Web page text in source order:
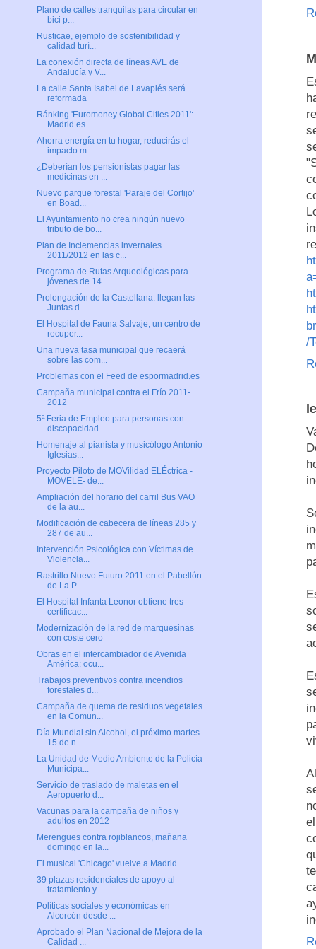
/
Plano de calles tranquilas para circular en
bici p...
Rusticae, ejemplo de sostenibilidad y
calidad turí...
La conexión directa de líneas AVE de
Andalucía y V...
La calle Santa Isabel de Lavapiés será
reformada
Ránking 'Euromoney Global Cities 2011':
Madrid es ...
Ahorra energía en tu hogar, reducirás el
impacto m...
¿Deberían los pensionistas pagar las
medicinas en ...
Nuevo parque forestal 'Paraje del Cortijo'
en Boad...
El Ayuntamiento no crea ningún nuevo
tributo de bo...
Plan de Inclemencias invernales
2011/2012 en las c...
Programa de Rutas Arqueológicas para
jóvenes de 14...
Prolongación de la Castellana: llegan las
Juntas d...
El Hospital de Fauna Salvaje, un centro de
recuper...
Una nueva tasa municipal que recaerá
sobre las com...
Problemas con el Feed de espormadrid.es
Campaña municipal contra el Frío 2011-
2012
5ª Feria de Empleo para personas con
discapacidad
Homenaje al pianista y musicólogo Antonio
Iglesias...
Proyecto Piloto de MOVilidad ELÉctrica -
MOVELE- de...
Ampliación del horario del carril Bus VAO
de la au...
Modificación de cabecera de líneas 285 y
287 de au...
Intervención Psicológica con Víctimas de
Violencia...
Rastrillo Nuevo Futuro 2011 en el Pabellón
de La P...
El Hospital Infanta Leonor obtiene tres
certificac...
Modernización de la red de marquesinas
con coste cero
Obras en el intercambiador de Avenida
América: ocu...
Trabajos preventivos contra incendios
forestales d...
Campaña de quema de residuos vegetales
en la Comun...
Día Mundial sin Alcohol, el próximo martes
15 de n...
La Unidad de Medio Ambiente de la Policía
Municipa...
Servicio de traslado de maletas en el
Aeropuerto d...
Vacunas para la campaña de niños y
adultos en 2012
Merengues contra rojiblancos, mañana
domingo en la...
El musical 'Chicago' vuelve a Madrid
39 plazas residenciales de apoyo al
tratamiento y ...
Políticas sociales y económicas en
Alcorcón desde ...
Aprobado el Plan Nacional de Mejora de la
Calidad ...